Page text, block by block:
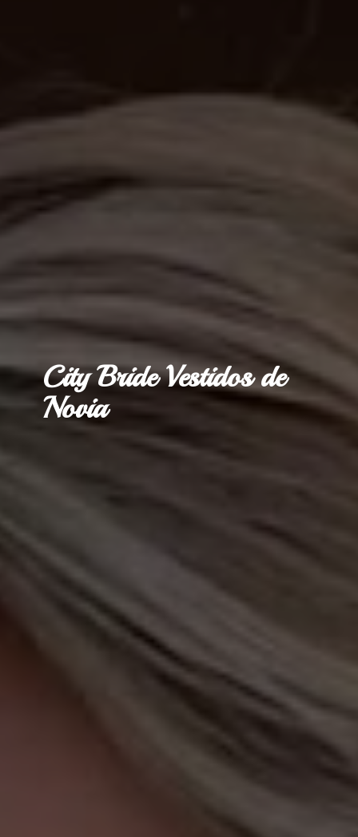
City Bride Vestidosde
Novia